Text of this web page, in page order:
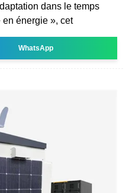
dans le temps
en énergie », cet
WhatsApp